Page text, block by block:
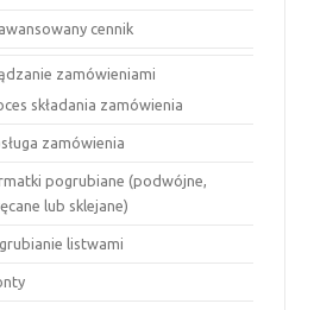
cennik
zamówieniami
składania zamówienia
zamówienia
pogrubiane (podwójne,
lub sklejane)
listwami